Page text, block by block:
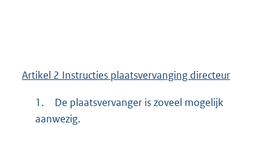
Artikel 2 Instructies plaatsvervanging directeur
1.
De plaatsvervanger is zoveel mogelijk
aanwezig.